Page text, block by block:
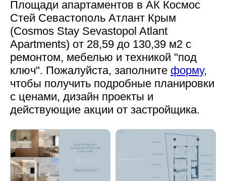
Площади апартаментов в АК Космос
Стей Севастополь Атлант Крым
(Cosmos Stay Sevastopol Atlant
Apartments) от 28,59 до 130,39 м2 с
ремонтом, мебелью и техникой "под
ключ". Пожалуйста, заполните форму,
чтобы получить подробные планировки
с ценами, дизайн проекты и
действующие акции от застройщика.